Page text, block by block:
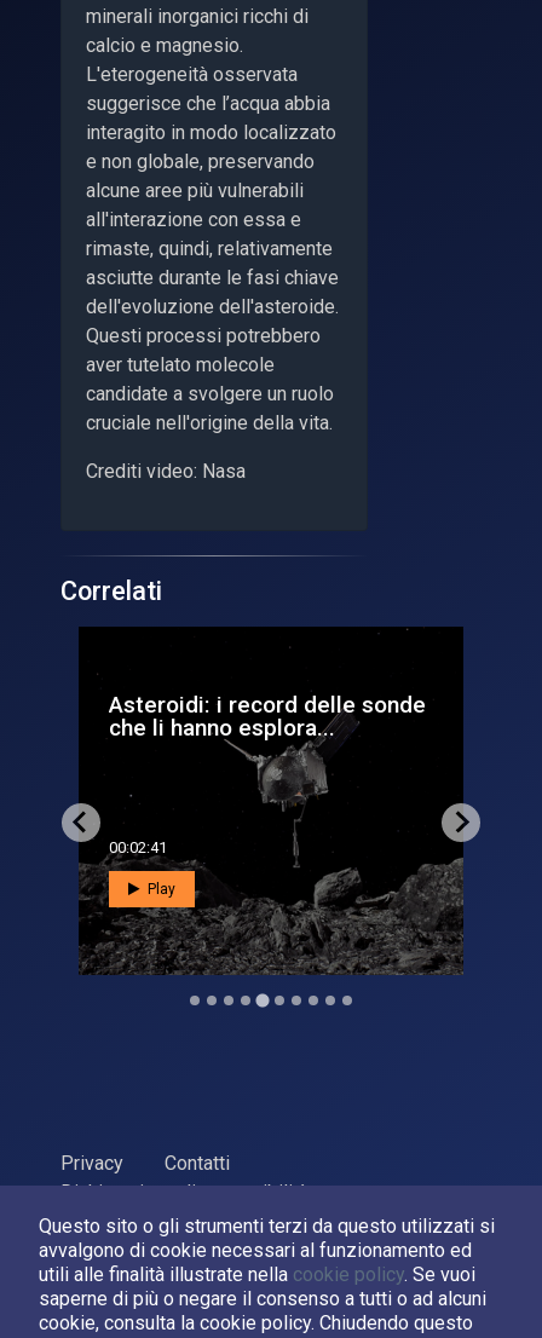
Questo sito o gli strumenti terzi da questo utilizzati si
avvalgono di cookie necessari al funzionamento ed
utili alle finalità illustrate nella cookie policy. Se vuoi
saperne di più o negare il consenso a tutti o ad alcuni
cookie, consulta la cookie policy. Chiudendo questo
minerali inorganici ricchi di
calcio e magnesio.
L'eterogeneità osservata
suggerisce che l’acqua abbia
interagito in modo localizzato
e non globale, preservando
alcune aree più vulnerabili
all'interazione con essa e
rimaste, quindi, relativamente
asciutte durante le fasi chiave
dell'evoluzione dell'asteroide.
Questi processi potrebbero
aver tutelato molecole
candidate a svolgere un ruolo
cruciale nell'origine della vita.
Crediti video: Nasa
Correlati
Asteroidi: i record delle sonde
che li hanno esplora...
00:02:41
Play
Privacy
Contatti
Dichiarazione di accessibilità
ASI Agenzia Spaziale Italiana, 2026. P.Iva 03638121008
Sviluppato daLPM
Seguici su: